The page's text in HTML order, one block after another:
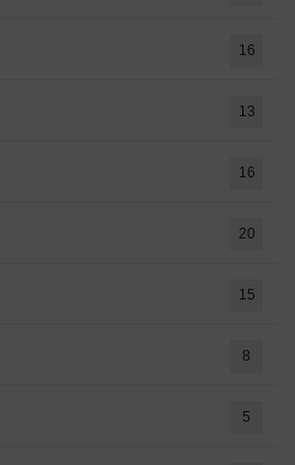
16
13
16
20
15
8
5